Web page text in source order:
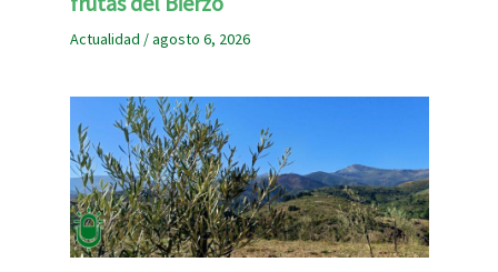
Actualidad /agosto 6, 2026